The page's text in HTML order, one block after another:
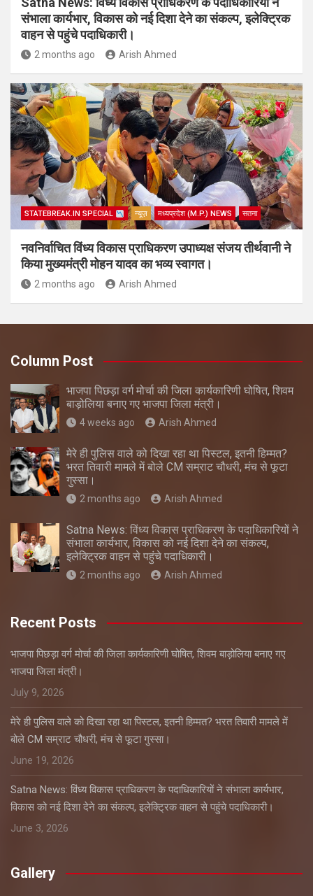
संभाला कार्यभार, विकास को नई दिशा देने का संकल्प, इलेक्ट्रिक
वाहन से पहुंचे पदाधिकारी।
2 months ago Arish Ahmed
STATEBREAK.IN SPECIAL न्यूज़ मध्यप्रदेश (M.P.) NEWS सतना
नवनिर्वाचित विंध्य विकास प्राधिकरण उपाध्यक्ष संजय तीर्थवानी ने
किया मुख्यमंत्री मोहन यादव का भव्य स्वागत।
2 months ago Arish Ahmed
Column Post
भाजपा पिछड़ा वर्ग मोर्चा की जिला कार्यकारिणी घोषित, शिवम
बाड़ोलिया बनाए गए भाजपा जिला मंत्री।
4 weeks ago Arish Ahmed
मेरे ही पुलिस वाले को दिखा रहा था पिस्टल, इतनी हिम्मत?
भरत तिवारी मामले में बोले CM सम्राट चौधरी, मंच से फूटा
गुस्सा।
2 months ago Arish Ahmed
Satna News: विंध्य विकास प्राधिकरण के पदाधिकारियों ने
संभाला कार्यभार, विकास को नई दिशा देने का संकल्प,
इलेक्ट्रिक वाहन से पहुंचे पदाधिकारी।
2 months ago Arish Ahmed
Recent Posts
भाजपा पिछड़ा वर्ग मोर्चा की जिला कार्यकारिणी घोषित, शिवम बाड़ोलिया बनाए गए
भाजपा जिला मंत्री।
July 9, 2026
मेरे ही पुलिस वाले को दिखा रहा था पिस्टल, इतनी हिम्मत? भरत तिवारी मामले में
बोले CM सम्राट चौधरी, मंच से फूटा गुस्सा।
June 19, 2026
Satna News: विंध्य विकास प्राधिकरण के पदाधिकारियों ने संभाला कार्यभार,
विकास को नई दिशा देने का संकल्प, इलेक्ट्रिक वाहन से पहुंचे पदाधिकारी।
June 3, 2026
Gallery